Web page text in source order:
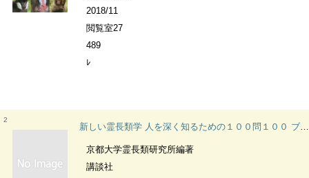
2018/11
閲覧室27
489
ﾚ
2
新しい霊長類学 人を深く知るための１００問１００ ブルーバックス
京都大学霊長類研究所編著
講談社